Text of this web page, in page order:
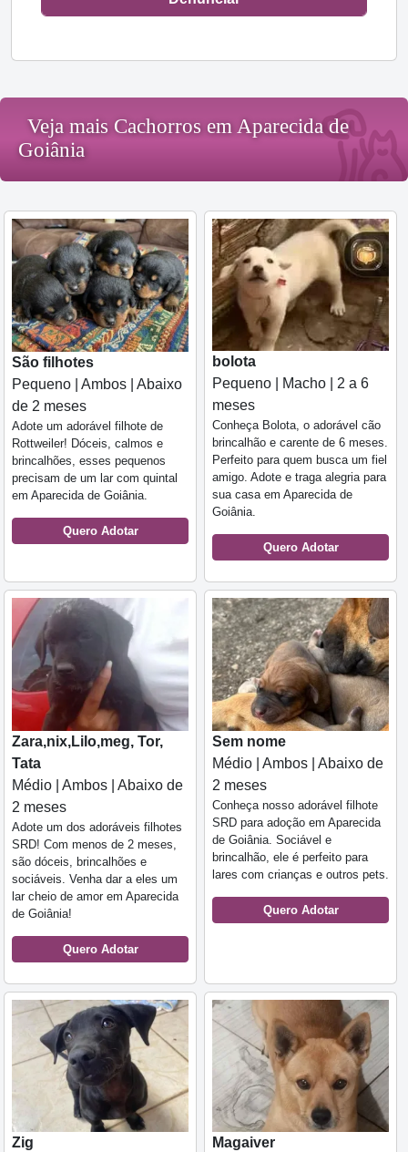
Veja mais Cachorros em Aparecida de
Goiânia
São filhotes
Pequeno | Ambos | Abaixo
de 2 meses
Adote um adorável filhote de
Rottweiler! Dóceis, calmos e
brincalhões, esses pequenos
precisam de um lar com quintal
em Aparecida de Goiânia.
Quero Adotar
bolota
Pequeno | Macho | 2 a 6
meses
Conheça Bolota, o adorável cão
brincalhão e carente de 6 meses.
Perfeito para quem busca um fiel
amigo. Adote e traga alegria para
sua casa em Aparecida de
Goiânia.
Quero Adotar
Zara,nix,Lilo,meg, Tor,
Tata
Médio | Ambos | Abaixo de
2 meses
Adote um dos adoráveis filhotes
SRD! Com menos de 2 meses,
são dóceis, brincalhões e
sociáveis. Venha dar a eles um
lar cheio de amor em Aparecida
de Goiânia!
Quero Adotar
Sem nome
Médio | Ambos | Abaixo de
2 meses
Conheça nosso adorável filhote
SRD para adoção em Aparecida
de Goiânia. Sociável e
brincalhão, ele é perfeito para
lares com crianças e outros pets.
Quero Adotar
Zig
Magaiver